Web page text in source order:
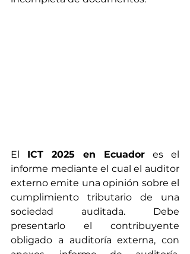
El ICT 2025 en Ecuador es el
informe mediante el cual el auditor
externo emite una opinión sobre el
cumplimiento tributario de una
sociedad auditada. Debe
presentarlo el contribuyente
obligado a auditoría externa, con